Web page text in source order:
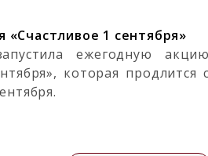
«Счастливое 1 сентября»
ежегодную
которая продлится